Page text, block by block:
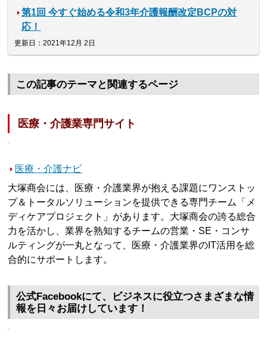
第1回 今すぐ始める令和3年介護報酬改定BCPの対
応！
更新日：2021年12月 2日
この記事のテーマと関連するページ
医療・介護業専門サイト
医療・介護ナビ
大塚商会には、医療・介護業界が抱える課題にワンストッ
プ＆トータルソリューションを提供できる専門チーム「メ
ディケアプロジェクト」があります。大塚商会の誇る総合
力を活かし、業界を熟知するチームの営業・SE・コンサ
ルティングが一丸となって、医療・介護業界のIT活用を総
合的にサポートします。
公式Facebookにて、ビジネスに役立つさまざまな情
報を日々お届けしています！